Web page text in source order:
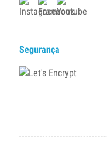
Segurança